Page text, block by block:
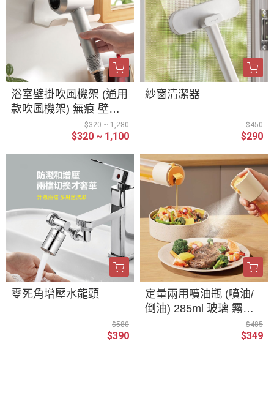
浴室壁掛吹風機架 (通用
款吹風機架) 無痕 壁貼
式 吹風機收納架 置物架
吹風機架 戴森 浴室收納
吹風機 收納架 吹風機掛
$320 ~ 1,280
$320 ~ 1,100
紗窗清潔器
$450
$290
零死角增壓水龍頭
$580
$390
定量兩用噴油瓶 (噴油/
倒油) 285ml 玻璃 霧化
噴油 自動開蓋 調味瓶
廚房調味 按壓式 控油壺
$485
$349